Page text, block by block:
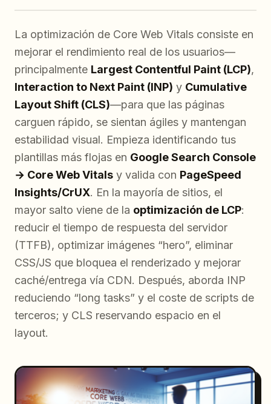
La optimización de Core Web Vitals consiste en
mejorar el rendimiento real de los usuarios—
principalmente Largest Contentful Paint (LCP),
Interaction to Next Paint (INP) y Cumulative
Layout Shift (CLS)—para que las páginas
carguen rápido, se sientan ágiles y mantengan
estabilidad visual. Empieza identificando tus
plantillas más flojas en Google Search Console
→ Core Web Vitals y valida con PageSpeed
Insights/CrUX. En la mayoría de sitios, el
mayor salto viene de la optimización de LCP:
reducir el tiempo de respuesta del servidor
(TTFB), optimizar imágenes “hero”, eliminar
CSS/JS que bloquea el renderizado y mejorar
caché/entrega vía CDN. Después, aborda INP
reduciendo “long tasks” y el coste de scripts de
terceros; y CLS reservando espacio en el
layout.